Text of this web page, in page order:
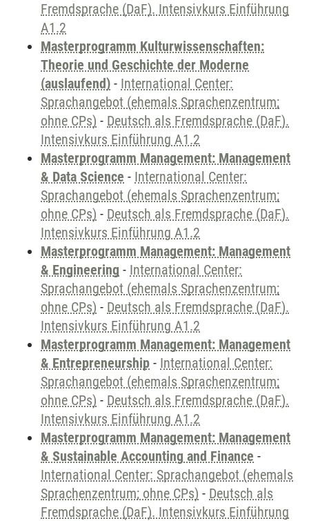
Fremdsprache (DaF). Intensivkurs Einführung
A1.2
Masterprogramm Kulturwissenschaften:
Theorie und Geschichte der Moderne
(auslaufend) - International Center:
Sprachangebot (ehemals Sprachenzentrum;
ohne CPs) - Deutsch als Fremdsprache (DaF).
Intensivkurs Einführung A1.2
Masterprogramm Management: Management
& Data Science - International Center:
Sprachangebot (ehemals Sprachenzentrum;
ohne CPs) - Deutsch als Fremdsprache (DaF).
Intensivkurs Einführung A1.2
Masterprogramm Management: Management
& Engineering - International Center:
Sprachangebot (ehemals Sprachenzentrum;
ohne CPs) - Deutsch als Fremdsprache (DaF).
Intensivkurs Einführung A1.2
Masterprogramm Management: Management
& Entrepreneurship - International Center:
Sprachangebot (ehemals Sprachenzentrum;
ohne CPs) - Deutsch als Fremdsprache (DaF).
Intensivkurs Einführung A1.2
Masterprogramm Management: Management
& Sustainable Accounting and Finance -
International Center: Sprachangebot (ehemals
Sprachenzentrum; ohne CPs) - Deutsch als
Fremdsprache (DaF). Intensivkurs Einführung